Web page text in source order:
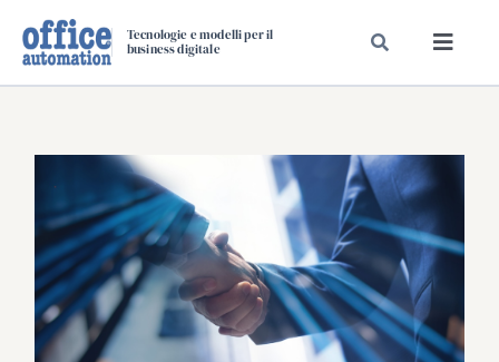
Tecnologie e modelli per il
business digitale
TAVOLE ROTONDE DI REDAZIONE
DAL MERCATO
CARRIERE
VIDEO
EVENTI